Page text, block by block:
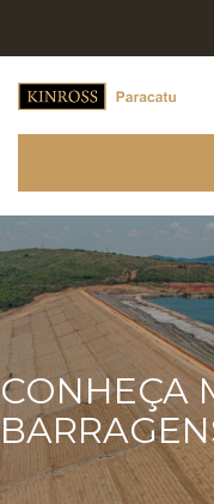
CONHEÇA